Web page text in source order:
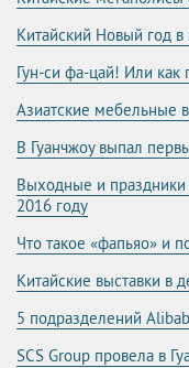
Китайский Новый год
Гун-си фа-цай! Или как
Азиатские мебельные
В Гуанчжоу выпал
Выходные и праздники
2016 году
Что такое «фапьяо» и
Китайские выставки в
5 подразделений
SCS Group провела в